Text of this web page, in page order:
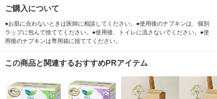
ご購入について
●お肌に合わないときは医師に相談してください。●使用後のナプキンは、個別
ラップに包んで捨ててください。●使用後、トイレに流さないでください。●使
用後のナプキンは専用箱に捨ててください。
この商品と関連するおすすめPRアイテム